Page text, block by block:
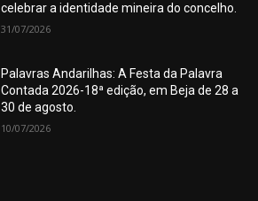
celebrar a identidade mineira do concelho.
31/07/2026
Palavras Andarilhas: A Festa da Palavra
Contada 2026-18ª edição, em Beja de 28 a
30 de agosto.
10/07/2026